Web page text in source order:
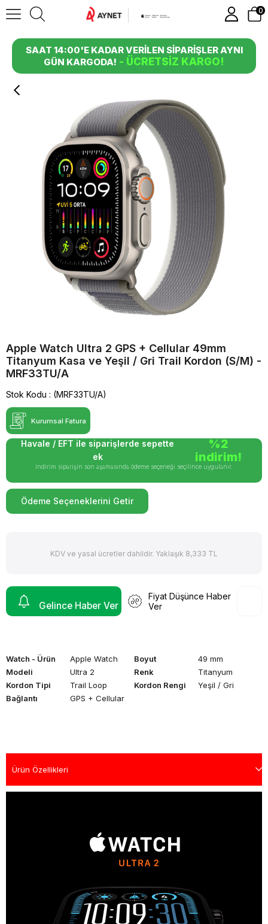
0
SAAT 14:00'E KADAR VERİLEN SİPARİŞLER AYNI
GÜN KARGODA! - ÜCRETSİZ KARGO!
Apple Watch Ultra 2 GPS + Cellular 49mm
Titanyum Kasa ve Yeşil / Gri Trail Kordon (S/M) -
MRF33TU/A
Stok Kodu (MRF33TU/A)
Kurumsal Fatura
Havale / EFT ile siparişlerde sepette
ek
%2
indirim!
İndirim siparişin son aşamasında ödeme seçeneği seçilince uygulanır.
Ödeme Seçeneklerini Getir
KDV ve yasal ücretler dahildir. Yaklaşık 8,333 TL
Fiyat Düşünce Haber
Ver
Gelince Haber Ver
Watch - Ürün
Modeli
Apple Watch
Ultra 2
Boyut
49 mm
Renk
Titanyum
Kordon Tipi
Trail Loop Kordon Rengi
Yeşil / Gri
Bağlantı
GPS + Cellular
Ürün Özellikleri